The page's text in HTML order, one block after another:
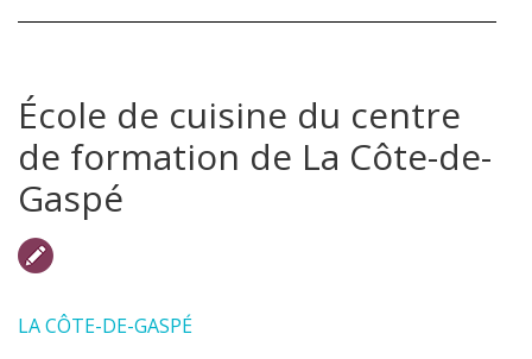
École de cuisine du centre
de formation de La Côte-de-
Gaspé
LA CÔTE-DE-GASPÉ